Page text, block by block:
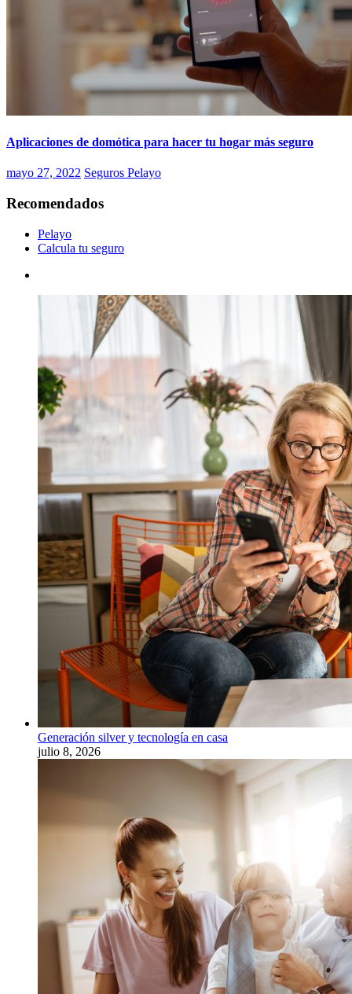
Aplicaciones de domótica para hacer tu hogar más seguro
mayo 27, 2022 Seguros Pelayo
Recomendados
Pelayo
Calcula tu seguro
Generación silver y tecnología en casa
julio 8, 2026